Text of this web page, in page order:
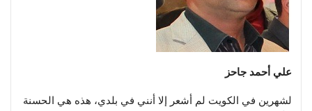
علي أحمد جاحز
لشهرين في الكويت لم أشعر إلا أنني في بلدي، هذه هي الحسنة